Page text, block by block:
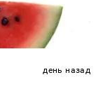
день назад